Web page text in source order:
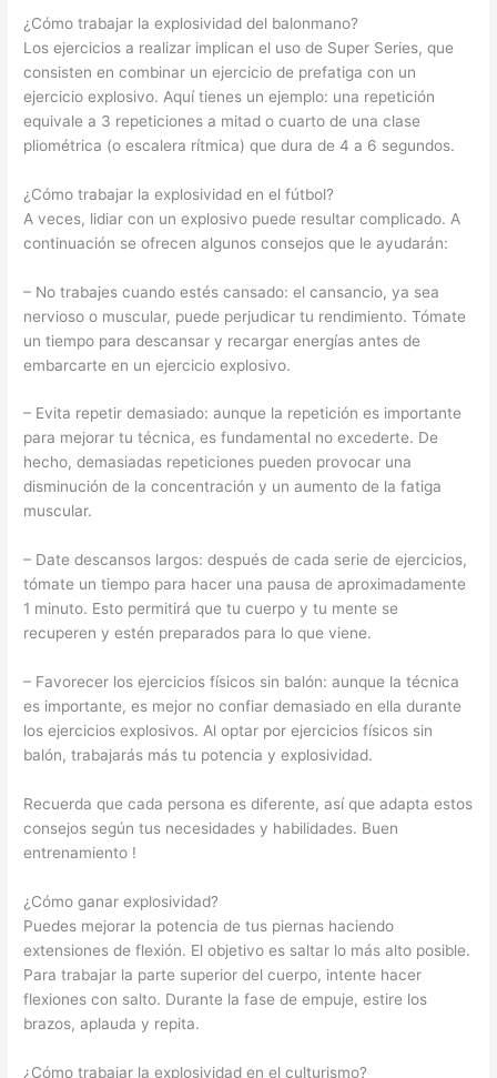
¿Cómo trabajar la explosividad del balonmano?
Los ejercicios a realizar implican el uso de Super Series, que
consisten en combinar un ejercicio de prefatiga con un
ejercicio explosivo. Aquí tienes un ejemplo: una repetición
equivale a 3 repeticiones a mitad o cuarto de una clase
pliométrica (o escalera rítmica) que dura de 4 a 6 segundos.
¿Cómo trabajar la explosividad en el fútbol?
A veces, lidiar con un explosivo puede resultar complicado. A
continuación se ofrecen algunos consejos que le ayudarán:
– No trabajes cuando estés cansado: el cansancio, ya sea
nervioso o muscular, puede perjudicar tu rendimiento. Tómate
un tiempo para descansar y recargar energías antes de
embarcarte en un ejercicio explosivo.
– Evita repetir demasiado: aunque la repetición es importante
para mejorar tu técnica, es fundamental no excederte. De
hecho, demasiadas repeticiones pueden provocar una
disminución de la concentración y un aumento de la fatiga
muscular.
– Date descansos largos: después de cada serie de ejercicios,
tómate un tiempo para hacer una pausa de aproximadamente
1 minuto. Esto permitirá que tu cuerpo y tu mente se
recuperen y estén preparados para lo que viene.
– Favorecer los ejercicios físicos sin balón: aunque la técnica
es importante, es mejor no confiar demasiado en ella durante
los ejercicios explosivos. Al optar por ejercicios físicos sin
balón, trabajarás más tu potencia y explosividad.
Recuerda que cada persona es diferente, así que adapta estos
consejos según tus necesidades y habilidades. Buen
entrenamiento !
¿Cómo ganar explosividad?
Puedes mejorar la potencia de tus piernas haciendo
extensiones de flexión. El objetivo es saltar lo más alto posible.
Para trabajar la parte superior del cuerpo, intente hacer
flexiones con salto. Durante la fase de empuje, estire los
brazos, aplauda y repita.
¿Cómo trabajar la explosividad en el culturismo?